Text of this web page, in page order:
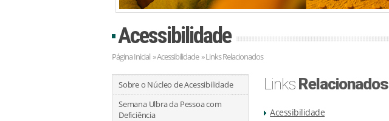
Acessibilidade
Página Inicial » Acessibilidade » Links Relacionados
Sobre o Núcleo de Acessibilidade
Semana Ulbra da Pessoa com
Deficiência
Links Relacionados
Acessibilidade